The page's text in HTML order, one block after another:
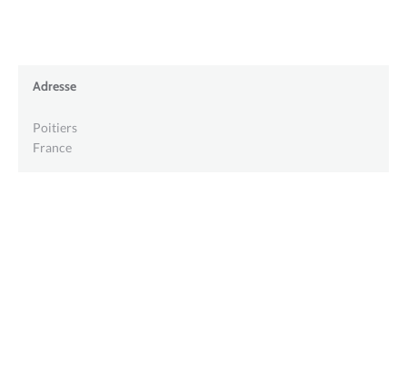
Adresse
Poitiers
France